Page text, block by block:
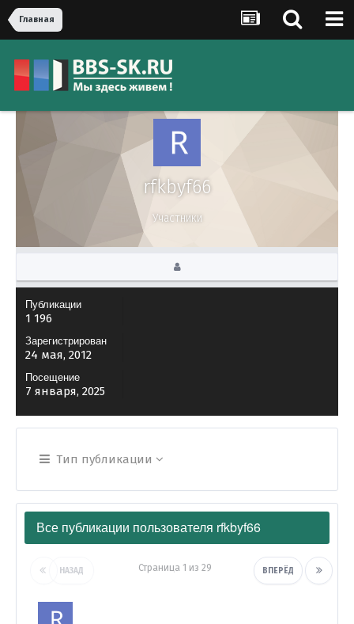
Главная
rfkbyf66
Участники
Публикации
1 196
Зарегистрирован
24 мая, 2012
Посещение
7 января, 2025
Тип публикации
Все публикации пользователя rfkbyf66
НАЗАД ВПЕРЁД
Страница 1 из 29